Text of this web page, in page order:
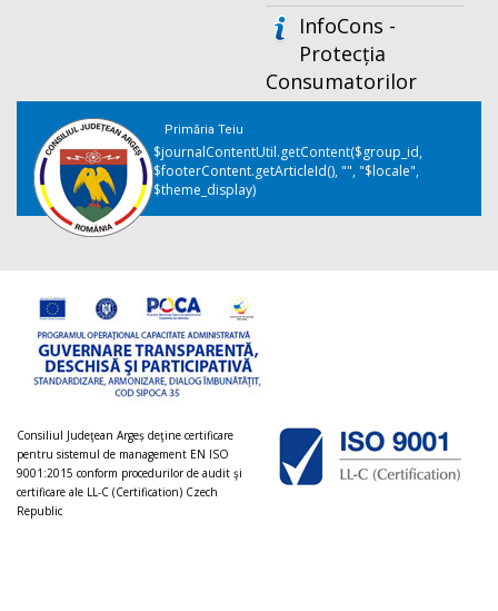
InfoCons -
Protecția
Consumatorilor
Primăria Teiu
$journalContentUtil.getContent($group_id,
$footerContent.getArticleId(), "", "$locale",
$theme_display)
Consiliul Judeţean Argeș deţine certificare
pentru sistemul de management EN ISO
9001:2015 conform procedurilor de audit şi
certificare ale LL-C (Certification) Czech
Republic